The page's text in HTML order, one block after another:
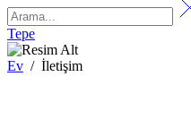
Tepe
Ev / İletişim